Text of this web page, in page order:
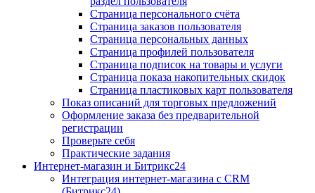
Страница персонального счёта
Страница заказов пользователя
Страница персональных данных
Страница профилей пользователя
Страница подписок на товары и услуги
Страница показа накопительных скидок
Страница пластиковых карт пользователя
Показ описаний для торговых предложений
Оформление заказа без предварительной
регистрации
Проверьте себя
Практические задания
Интернет-магазин и Битрикс24
Интеграция интернет-магазина с CRM